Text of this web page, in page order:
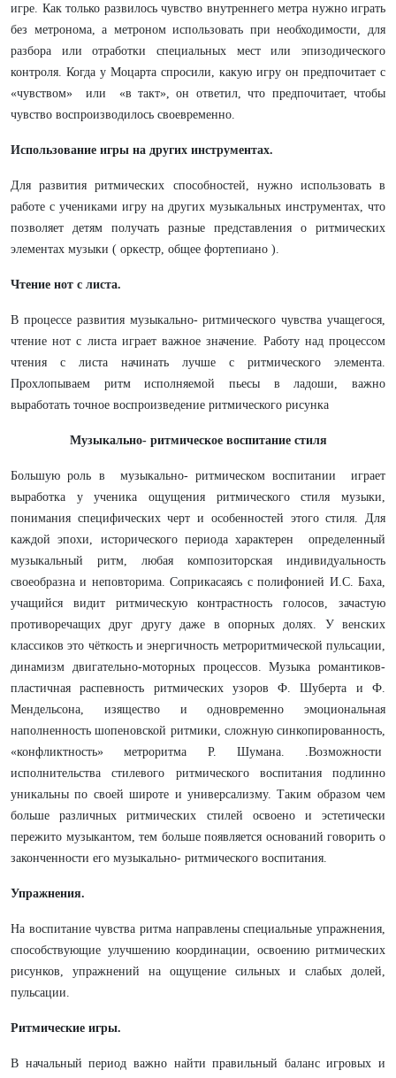
игре. Как только развилось чувство внутреннего метра нужно играть
без метронома, а метроном использовать при необходимости, для
разбора или отработки специальных мест или эпизодического
контроля. Когда у Моцарта спросили, какую игру он предпочитает с
«чувством» или «в такт», он ответил, что предпочитает, чтобы
чувство воспроизводилось своевременно.
Использование игры на других инструментах.
Для развития ритмических способностей, нужно использовать в
работе с учениками игру на других музыкальных инструментах, что
позволяет детям получать разные представления о ритмических
элементах музыки ( оркестр, общее фортепиано ).
Чтение нот с листа.
В процессе развития музыкально- ритмического чувства учащегося,
чтение нот с листа играет важное значение. Работу над процессом
чтения с листа начинать лучше с ритмического элемента.
Прохлопываем ритм исполняемой пьесы в ладоши, важно
выработать точное воспроизведение ритмического рисунка
Музыкально- ритмическое воспитание стиля
Большую роль в музыкально- ритмическом воспитании играет
выработка у ученика ощущения ритмического стиля музыки,
понимания специфических черт и особенностей этого стиля. Для
каждой эпохи, исторического периода характерен определенный
музыкальный ритм, любая композиторская индивидуальность
своеобразна и неповторима. Соприкасаясь с полифонией И.С. Баха,
учащийся видит ритмическую контрастность голосов, зачастую
противоречащих друг другу даже в опорных долях. У венских
классиков это чёткость и энергичность метроритмической пульсации,
динамизм двигательно-моторных процессов. Музыка романтиков-
пластичная распевность ритмических узоров Ф. Шуберта и Ф.
Мендельсона, изящество и одновременно эмоциональная
наполненность шопеновской ритмики, сложную синкопированность,
«конфликтность» метроритма Р. Шумана. .Возможности
исполнительства стилевого ритмического воспитания подлинно
уникальны по своей широте и универсализму. Таким образом чем
больше различных ритмических стилей освоено и эстетически
пережито музыкантом, тем больше появляется оснований говорить о
законченности его музыкально- ритмического воспитания.
Упражнения.
На воспитание чувства ритма направлены специальные упражнения,
способствующие улучшению координации, освоению ритмических
рисунков, упражнений на ощущение сильных и слабых долей,
пульсации.
Ритмические игры.
В начальный период важно найти правильный баланс игровых и